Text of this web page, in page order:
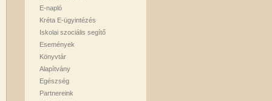
E-napló
Kréta E-ügyintézés
Iskolai szociális segítő
Események
Könyvtár
Alapítvány
Egészség
Partnereink